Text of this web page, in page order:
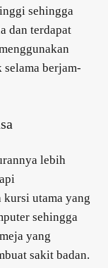
sehingga
dan terdapat
berjam-
lebih
kursi utama yang
sehingga
yang
sakit badan.